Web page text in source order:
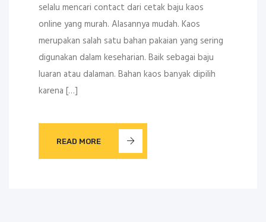
selalu mencari contact dari cetak baju kaos
online yang murah. Alasannya mudah. Kaos
merupakan salah satu bahan pakaian yang sering
digunakan dalam keseharian. Baik sebagai baju
luaran atau dalaman. Bahan kaos banyak dipilih
karena […]
READ MORE